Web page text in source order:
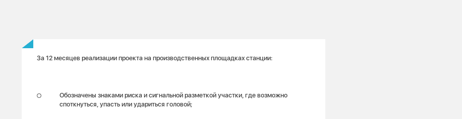
За 12 месяцев реализации проекта на производственных площадках станции:
Обозначены знаками риска и сигнальной разметкой участки, где возможно
споткнуться, упасть или удариться головой;